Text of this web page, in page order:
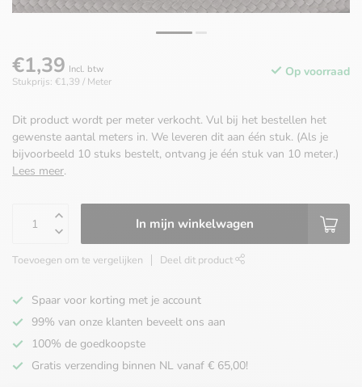
€1,39 Incl. btw
Stukprijs: €1,39 / Meter
Op voorraad
Dit product wordt per meter verkocht. Vul bij het bestellen het
gewenste aantal meters in. We leveren dit aan één stuk. (Als je
bijvoorbeeld 10 stuks bestelt, ontvang je één stuk van 10 meter.)
Lees meer.
In mijn winkelwagen
Toevoegen om te vergelijken Deel dit product
Spaar voor korting met je account
99% van onze klanten beveelt ons aan
100% de goedkoopste
Gratis verzending binnen NL vanaf € 65,00!